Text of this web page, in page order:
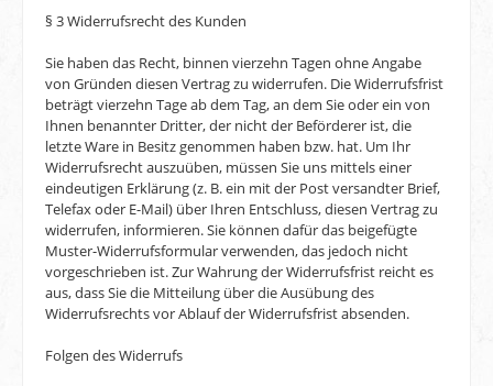
§ 3 Widerrufsrecht des Kunden
Sie haben das Recht, binnen vierzehn Tagen ohne Angabe
von Gründen diesen Vertrag zu widerrufen. Die Widerrufsfrist
beträgt vierzehn Tage ab dem Tag, an dem Sie oder ein von
Ihnen benannter Dritter, der nicht der Beförderer ist, die
letzte Ware in Besitz genommen haben bzw. hat. Um Ihr
Widerrufsrecht auszuüben, müssen Sie uns mittels einer
eindeutigen Erklärung (z. B. ein mit der Post versandter Brief,
Telefax oder E-Mail) über Ihren Entschluss, diesen Vertrag zu
widerrufen, informieren. Sie können dafür das beigefügte
Muster-Widerrufsformular verwenden, das jedoch nicht
vorgeschrieben ist. Zur Wahrung der Widerrufsfrist reicht es
aus, dass Sie die Mitteilung über die Ausübung des
Widerrufsrechts vor Ablauf der Widerrufsfrist absenden.
Folgen des Widerrufs